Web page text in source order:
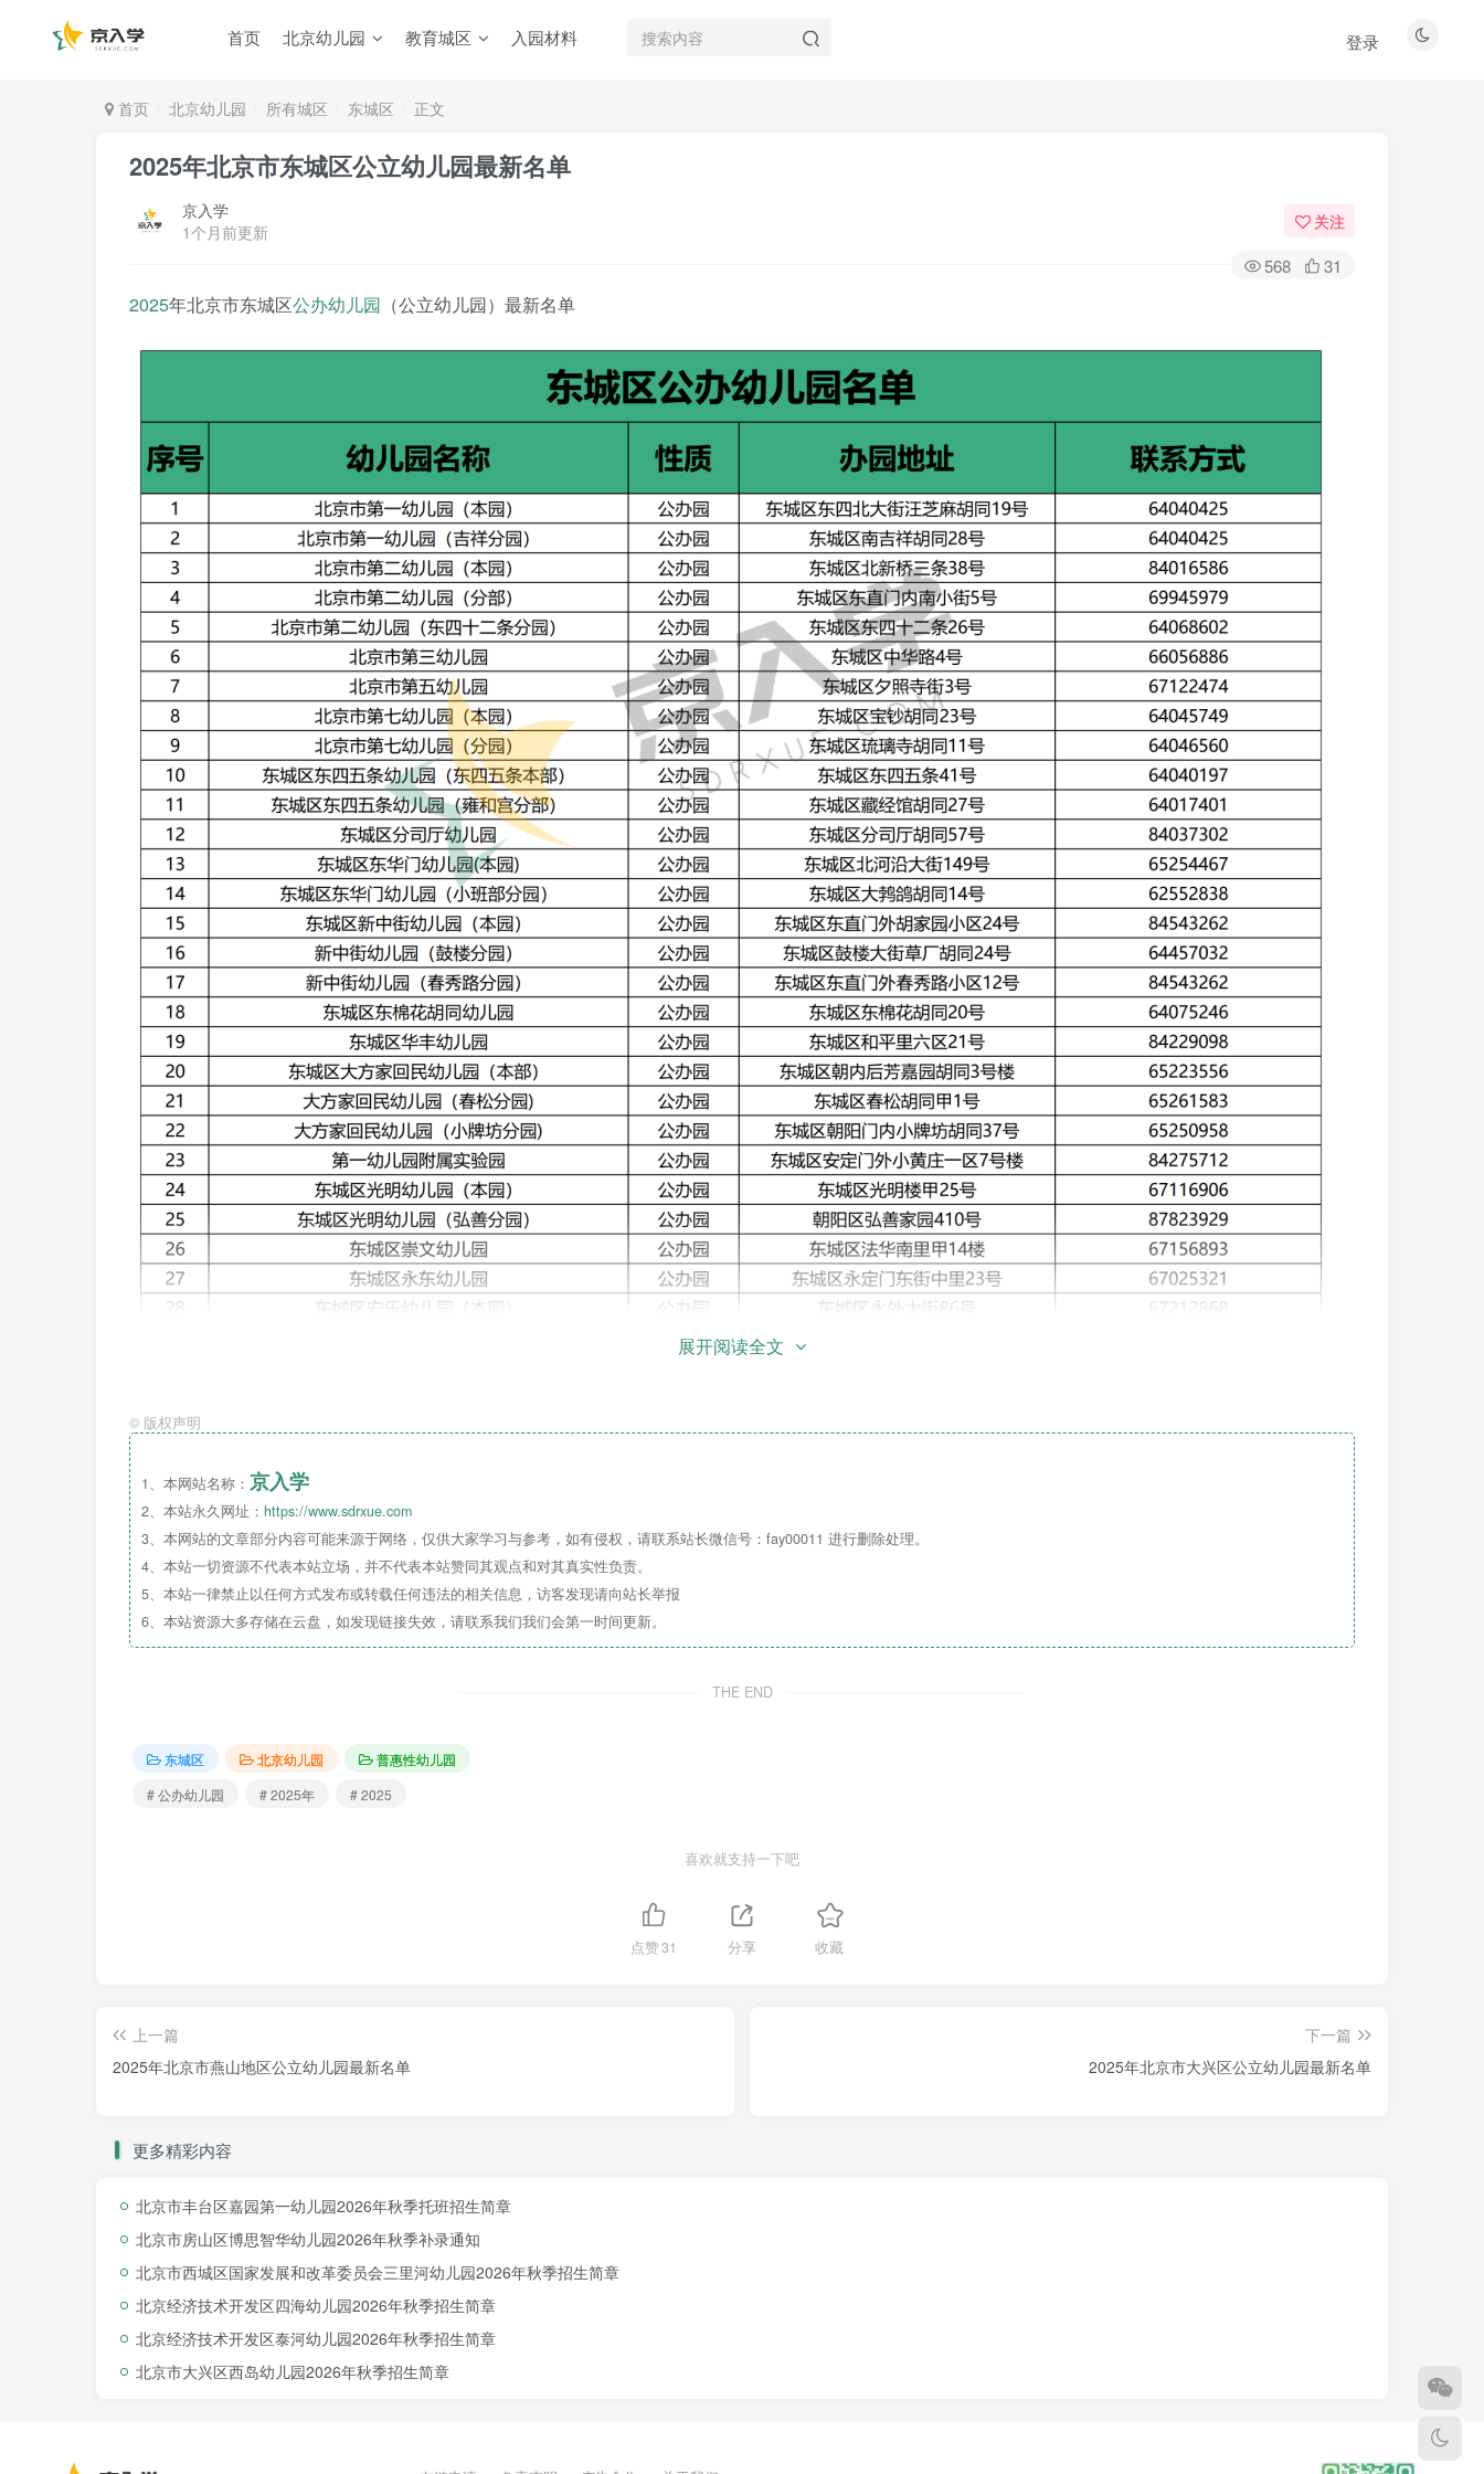
首页 北京幼儿园 教育城区 入园材料 登录
首页 北京幼儿园 所有城区 东城区 正文
2025年北京市东城区公立幼儿园最新名单
京入学
1个月前更新
关注
568 31
2025年北京市东城区公办幼儿园 （公立幼儿园）最新名单
展开阅读全文
© 版权声明
1、本网站名称： 京入学
2、本站永久网址： https://www.sdrxue.com
3、本网站的文章部分内容可能来源于网络，仅供大家学习与参考，如有侵权，请联系站长微信号：fay00011 进行删除处理。
4、本站一切资源不代表本站立场，并不代表本站赞同其观点和对其真实性负责。
5、本站一律禁止以任何方式发布或转载任何违法的相关信息，访客发现请向站长举报
6、本站资源大多存储在云盘，如发现链接失效，请联系我们我们会第一时间更新。
THE END
东城区 北京幼儿园
普惠性幼儿园
# 公办幼儿园
# 2025年 # 2025
喜欢就支持一下吧
点赞31 分享 收藏
上一篇
2025年北京市燕山地区公立幼儿园最新名单
下一篇
2025年北京市大兴区公立幼儿园最新名单
更多精彩内容
北京市丰台区嘉园第一幼儿园2026年秋季托班招生简章
北京市房山区博思智华幼儿园2026年秋季补录通知
北京市西城区国家发展和改革委员会三里河幼儿园2026年秋季招生简章
北京经济技术开发区四海幼儿园2026年秋季招生简章
北京经济技术开发区泰河幼儿园2026年秋季招生简章
北京市大兴区西岛幼儿园2026年秋季招生简章